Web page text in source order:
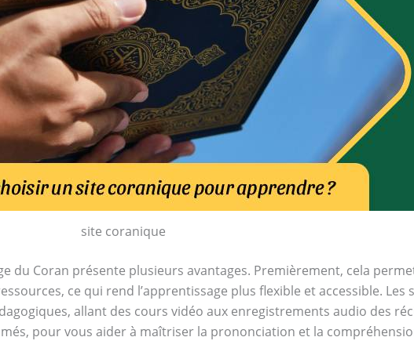
site coranique
du Coran présente plusieurs avantages. Premièrement, cela
ce qui rend l’apprentissage plus flexible et accessible. Les
allant des cours vidéo aux enregistrements audio des
pour vous aider à maîtriser la prononciation et la